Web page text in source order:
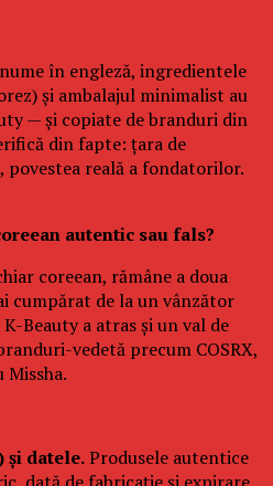
în engleză, ingredientele
și ambalajul minimalist au
— și copiate de branduri din
din fapte: țara de
povestea reală a fondatorilor.
autentic sau fals?
coreean, rămâne a doua
cumpărat de la un vânzător
Beauty a atras și un val de
vedetă precum COSRX,
Missha.
și datele.Produsele autentice